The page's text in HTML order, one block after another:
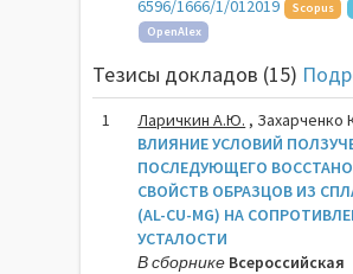
6596/1666/1/012019
Scopus
OpenAlex
Тезисы докладов (15)
1 Ларичкин А.Ю. , Захарченко
ВЛИЯНИЕ УСЛОВИЙ
ПОСЛЕДУЮЩЕГО
СВОЙСТВ ОБРАЗЦОВ ИЗ
(AL-CU-MG) НА
УСТАЛОСТИ
В сборнике Всероссийская